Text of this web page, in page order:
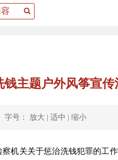
主题户外风筝宣传
字号： 放大 | 适中 | 缩小
机关关于惩治洗钱犯罪的工